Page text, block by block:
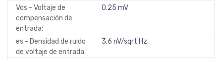
Vos - Voltaje de
compensación de
entrada:
0.25 mV
es - Densidad de ruido
de voltaje de entrada:
3.6 nV/sqrt Hz